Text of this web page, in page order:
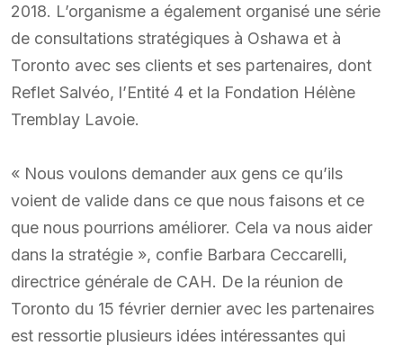
2018. L’organisme a également organisé une série
de consultations stratégiques à Oshawa et à
Toronto avec ses clients et ses partenaires, dont
Reflet Salvéo, l’Entité 4 et la Fondation Hélène
Tremblay Lavoie.
« Nous voulons demander aux gens ce qu’ils
voient de valide dans ce que nous faisons et ce
que nous pourrions améliorer. Cela va nous aider
dans la stratégie », confie Barbara Ceccarelli,
directrice générale de CAH. De la réunion de
Toronto du 15 février dernier avec les partenaires
est ressortie plusieurs idées intéressantes qui